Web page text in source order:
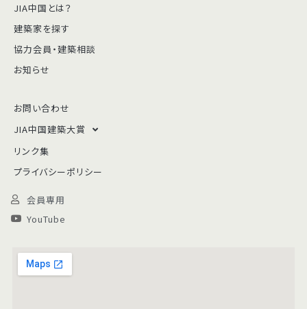
JIA中国とは？
建築家を探す
協力会員・建築相談
お知らせ
お問い合わせ
JIA中国建築大賞
リンク集
プライバシーポリシー
会員専用
YouTube